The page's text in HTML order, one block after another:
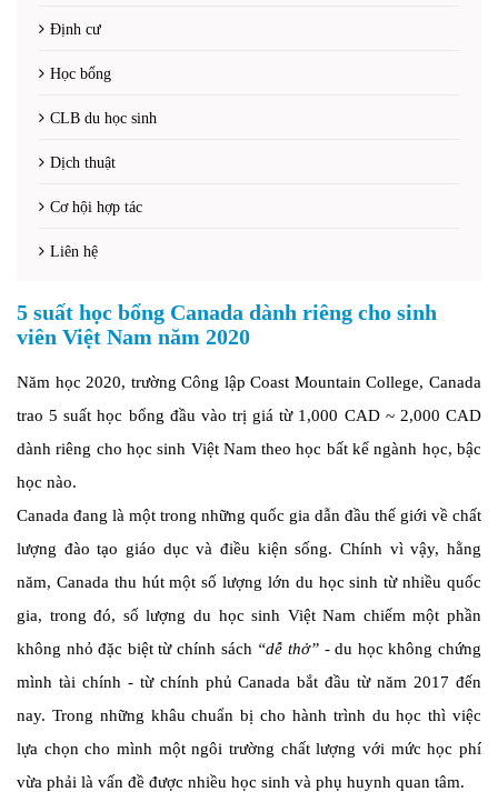
Định cư
Học bổng
CLB du học sinh
Dịch thuật
Cơ hội hợp tác
Liên hệ
5 suất học bổng Canada dành riêng cho sinh
viên Việt Nam năm 2020
Năm học 2020, trường Công lập Coast Mountain College, Canada
trao 5 suất học bổng đầu vào trị giá từ 1,000 CAD ~ 2,000 CAD
dành riêng cho học sinh Việt Nam theo học bất kể ngành học, bậc
học nào.
Canada đang là một trong những quốc gia dẫn đầu thế giới về chất
lượng đào tạo giáo dục và điều kiện sống. Chính vì vậy, hằng
năm, Canada thu hút một số lượng lớn du học sinh từ nhiều quốc
gia, trong đó, số lượng du học sinh Việt Nam chiếm một phần
không nhỏ đặc biệt từ chính sách “dễ thở”- du học không chứng
mình tài chính - từ chính phủ Canada bắt đầu từ năm 2017 đến
nay. Trong những khâu chuẩn bị cho hành trình du học thì việc
lựa chọn cho mình một ngôi trường chất lượng với mức học phí
vừa phải là vấn đề được nhiều học sinh và phụ huynh quan tâm.